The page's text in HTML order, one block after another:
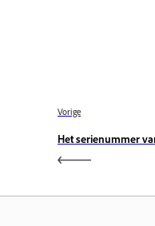
Vorige
Het serienummer